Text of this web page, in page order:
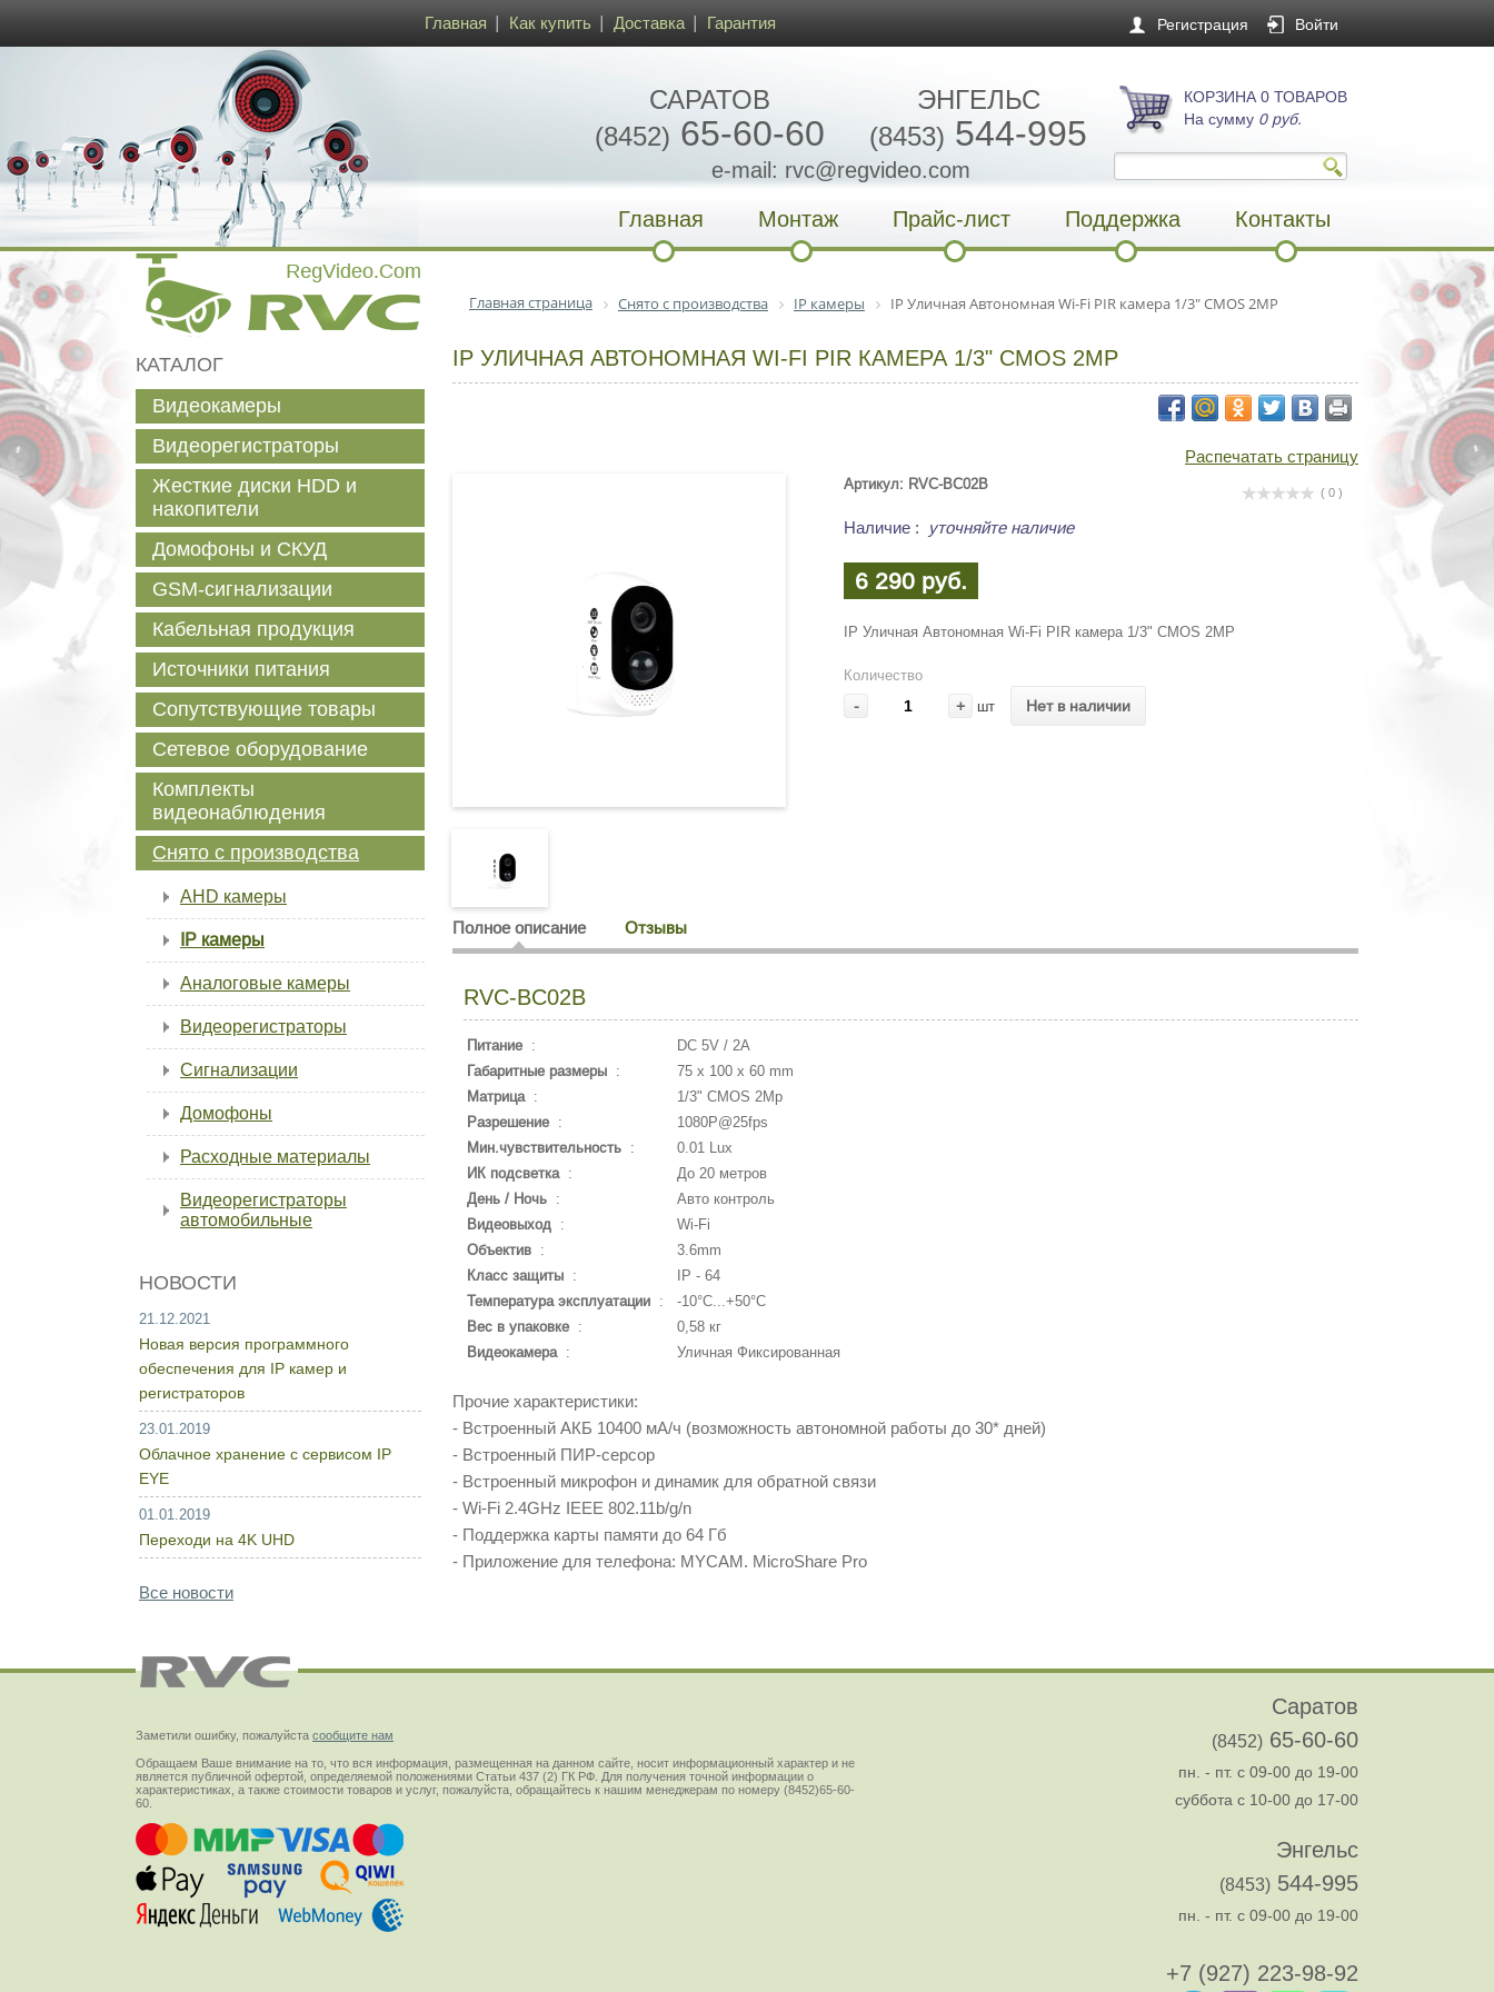
Главная Как купить Доставка Гарантия Регистрация Войти
САРАТОВ
(8452) 65-60-60
ЭНГЕЛЬС
(8453) 544-995
e-mail: rvc@regvideo.com
КОРЗИНА 0 ТОВАРОВ
На сумму 0 руб.
Главная Монтаж Прайс-лист Поддержка Контакты
Главная страница Снято с производства IP камеры IP Уличная Автономная Wi-Fi PIR камера 1/3" CMOS 2MP
IP УЛИЧНАЯ АВТОНОМНАЯ WI-FI PIR КАМЕРА 1/3" CMOS 2MP
Распечатать страницу
( 0 )
Артикул: RVC-BC02B
Наличие : уточняйте наличие
6 290 руб.
IP Уличная Автономная Wi-Fi PIR камера 1/3" CMOS 2MP
Количество
- + шт Нет в наличии
Полное описание Отзывы
RVC-BC02B
Питание :
DC 5V / 2A
Габаритные размеры :
75 x 100 x 60 mm
Матрица:
1/3" CMOS 2Mp
Разрешение :
1080P@25fps
Мин.чувствительность :
0.01 Lux
ИК подсветка:
До 20 метров
День / Ночь :
Авто контроль
Видеовыход :
Wi-Fi
Объектив :
3.6mm
Класс защиты :
IP - 64
Температура эксплуатации :
-10°С...+50°С
Вес в упаковке :
0,58 кг
Видеокамера: Уличная Фиксированная
Прочие характеристики:
- Встроенный АКБ 10400 мА/ч (возможность автономной работы до 30* дней)
- Встроенный ПИР-серсор
- Встроенный микрофон и динамик для обратной связи
- Wi-Fi 2.4GHz IEEE 802.11b/g/n
- Поддержка карты памяти до 64 Гб
- Приложение для телефона: MYCAM. MicroShare Pro
КАТАЛОГ
Видеокамеры
Видеорегистраторы
Жесткие диски HDD и
накопители
Домофоны и СКУД
GSM-сигнализации
Кабельная продукция
Источники питания
Сопутствующие товары
Сетевое оборудование
Комплекты
видеонаблюдения
Снято с производства
AHD камеры
IP камеры
Аналоговые камеры
Видеорегистраторы
Сигнализации
Домофоны
Расходные материалы
Видеорегистраторы
автомобильные
НОВОСТИ
21.12.2021
Новая версия программного
обеспечения для IP камер и
регистраторов
23.01.2019
Облачное хранение с сервисом IP
EYE
01.01.2019
Переходи на 4K UHD
Все новости
Заметили ошибку, пожалуйста сообщите нам
Обращаем Ваше внимание на то, что вся информация, размещенная на данном сайте, носит информационный характер и не
является публичной офертой, определяемой положениями Статьи 437 (2) ГК РФ. Для получения точной информации о
характеристиках, а также стоимости товаров и услуг, пожалуйста, обращайтесь к нашим менеджерам по номеру (8452)65-60-
60.
Саратов
(8452) 65-60-60
пн. - пт. с 09-00 до 19-00
суббота с 10-00 до 17-00
Энгельс
(8453) 544-995
пн. - пт. с 09-00 до 19-00
+7 (927) 223-98-92